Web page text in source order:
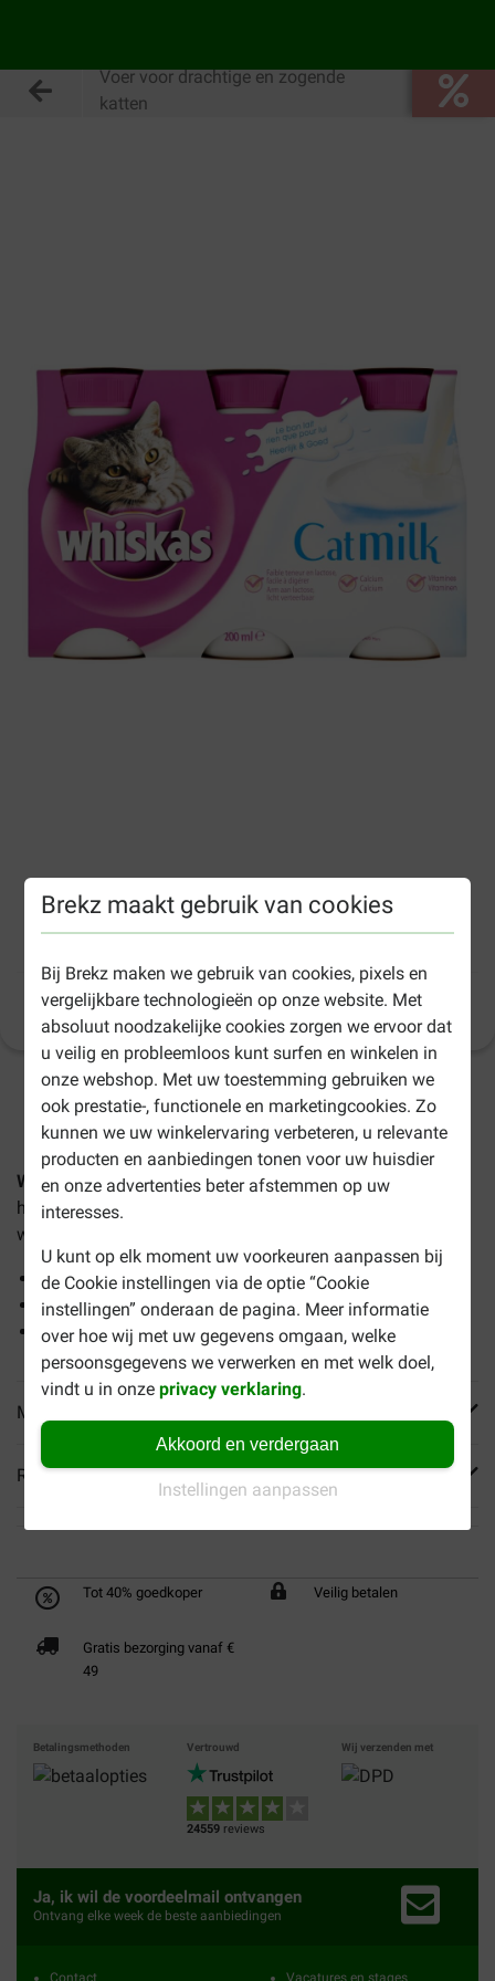
Brekz maakt gebruik van cookies
Bij Brekz maken we gebruik van cookies, pixels en
vergelijkbare technologieën op onze website. Met
absoluut noodzakelijke cookies zorgen we ervoor dat
u veilig en probleemloos kunt surfen en winkelen in
onze webshop. Met uw toestemming gebruiken we
ook prestatie-, functionele en marketingcookies. Zo
kunnen we uw winkelervaring verbeteren, u relevante
producten en aanbiedingen tonen voor uw huisdier
en onze advertenties beter afstemmen op uw
interesses.
U kunt op elk moment uw voorkeuren aanpassen bij
de Cookie instellingen via de optie “Cookie
instellingen” onderaan de pagina. Meer informatie
over hoe wij met uw gegevens omgaan, welke
persoonsgegevens we verwerken en met welk doel,
vindt u in onzeprivacy verklaring.
Akkoord en verdergaan
Instellingen aanpassen
Voer voor drachtige en zogende
katten
Whiskas Catmilk voor kittens
Productinformatie
1-3 werkdagen levertijd, tenzij anders aangegeven
Whiskas Catmilkis een kattenmelk met een beperkte
hoeveelheid lactose en is geschikt voor katten vanaf 6
weken.
Licht verteerbaar
Gereduceerd lactosegehalte
Met calcium en taurine
Meer informatie
Reviews
Tot 40% goedkoper Veilig betalen
Gratis bezorging vanaf €
49
Betalingsmethoden Vertrouwd
24559 reviews
Wij verzenden met
Ja, ik wil de voordeelmail ontvangen
Ontvang elke week de beste aanbiedingen